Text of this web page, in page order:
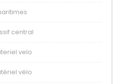
central
velo
vélo